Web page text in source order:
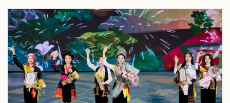
Doanh nghiệp
Thông tin doanh nghiệp
Doanh nghiệp 24h
Doanh nhân
Vì cộng đồng
Công nghệ
Sành điệu
Tin Công nghệ
Trải nghiệm
Chuyển đổi số